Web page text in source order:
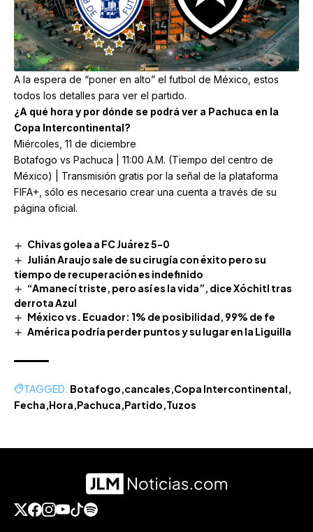
A la espera de “poner en alto” el futbol de México, estos
todos los detalles para ver el partido.
¿A qué hora y por dónde se podrá ver a Pachuca en la
Copa Intercontinental?
Miércoles, 11 de diciembre
Botafogo vs Pachuca | 11:00 A.M. (Tiempo del centro de
México) | Transmisión gratis por la señal de la plataforma
FIFA+, sólo es necesario crear una cuenta a través de su
página oficial.
Chivas golea a FC Juárez 5-0
Julián Araujo sale de su cirugía con éxito pero su
tiempo de recuperación es indefinido
“Amanecí triste, pero así es la vida”, dice Xóchitl tras
derrota Azul
México vs. Ecuador: 1% de posibilidad, 99% de fe
América podría perder puntos y su lugar en la Liguilla
TAGGED: Botafogo cancales Copa Intercontinental
Fecha Hora Pachuca Partido Tuzos